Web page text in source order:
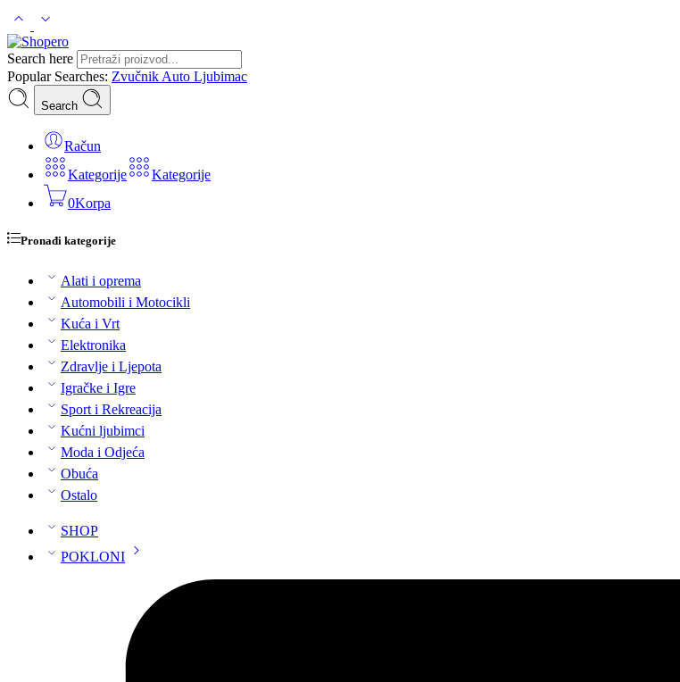
Search here
Popular Searches: Zvučnik Auto Ljubimac
Search
Račun
Kategorije
Kategorije
0Korpa
Pronađi kategorije
Alati i oprema
Automobili i Motocikli
Kuća i Vrt
Elektronika
Zdravlje i Ljepota
Igračke i Igre
Sport i Rekreacija
Kućni ljubimci
Moda i Odjeća
Obuća
Ostalo
SHOP
POKLONI